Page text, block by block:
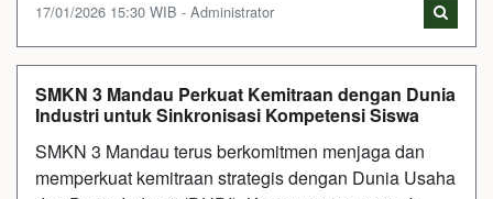
17/01/2026 15:30 WIB - Administrator
SMKN 3 Mandau Perkuat Kemitraan dengan Dunia
Industri untuk Sinkronisasi Kompetensi Siswa
SMKN 3 Mandau terus berkomitmen menjaga dan
memperkuat kemitraan strategis dengan Dunia Usaha